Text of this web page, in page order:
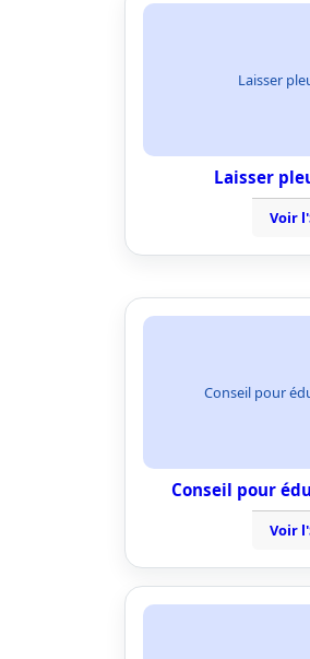
Laisser
Laisser
Voir
Conseil pour
Conseil pour
Voir